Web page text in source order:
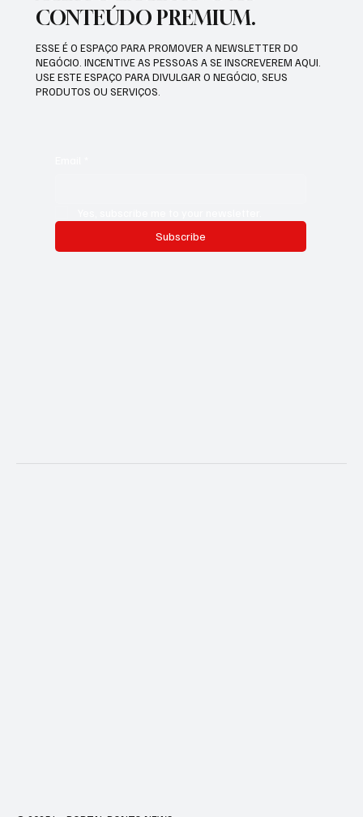
CONTEÚDO PREMIUM.
ESSE É O ESPAÇO PARA PROMOVER A NEWSLETTER DO
NEGÓCIO. INCENTIVE AS PESSOAS A SE INSCREVEREM AQUI.
USE ESTE ESPAÇO PARA DIVULGAR O NEGÓCIO, SEUS
PRODUTOS OU SERVIÇOS.
Subscribe